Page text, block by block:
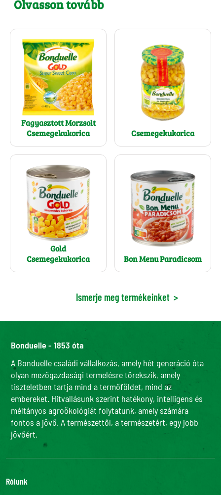
Olvasson tovább
Fagyasztott Morzsolt
Csemegekukorica
Csemegekukorica
Gold
Csemegekukorica
Bon Menu Paradicsom
Ismerje meg termékeinket >
Bonduelle - 1853 óta
A Bonduelle családi vállalkozás, amely hét generáció óta
olyan mezőgazdasági termelésre törekszik, amely
tiszteletben tartja mind a termőföldet, mind az
embereket. Hitvallásunk szerint hatékony, intelligens és
méltányos agroökológiát folytatunk, amely számára
fontos a jövő. A természettől, a természetért, egy jobb
jövőért.
Rólunk